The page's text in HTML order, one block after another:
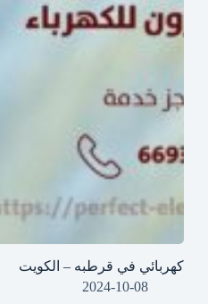
كهربائي في قرطبه – الكويت
2024-10-08